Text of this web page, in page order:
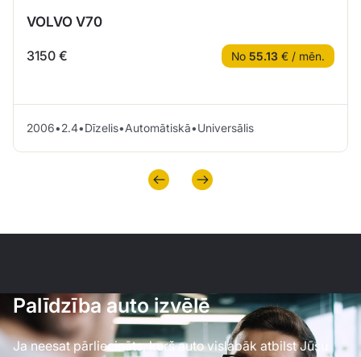
VOLVO V70
3150 € No 55.13 € / mēn.
2006•2.4•Dīzelis•Automātiskā•Universālis
Palīdzība auto izvēlē
Ja neesat pārliecināts, kurš auto vislabāk atbilst Jūsu